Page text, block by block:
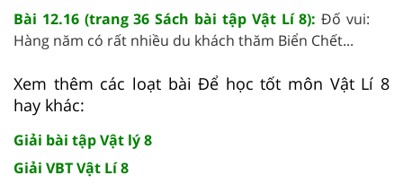
Bài 12.16 (trang 36 Sách bài tập Vật Lí 8): Đố vui:
Hàng năm có rất nhiều du khách thăm Biển Chết...
Xem thêm các loạt bài Để học tốt môn Vật Lí 8
hay khác:
Giải bài tập Vật lý 8
Giải VBT Vật Lí 8